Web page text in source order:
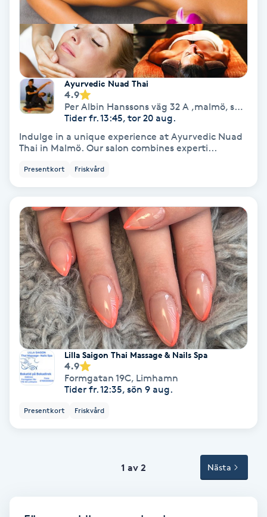
Vaccination
Vampyrbehandling
Vaxning
Vaxning brasiliansk
Veterinär
Vinyasa Yoga
Volymfransar
Vårtor
Yin Yoga
Yoga
Yoga Nidra
Ayurvedic Nuad Thai
4.9
Per Albin Hanssons väg 32 A ,malmö, sweden
Tider fr. 13:45, tor 20 aug.
Indulge in a unique experience at Ayurvedic Nuad
Thai in Malmö. Our salon combines experti...
Presentkort Friskvård
Lilla Saigon Thai Massage & Nails Spa
4.9
Formgatan 19C, Limhamn
Tider fr. 12:35, sön 9 aug.
Presentkort Friskvård
1 av 2 Nästa